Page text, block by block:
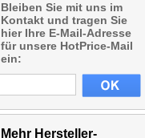
Bleiben Sie mit uns im
Kontakt und tragen Sie
hier Ihre E-Mail-Adresse
für unsere HotPrice-Mail
ein:
Mehr Hersteller-